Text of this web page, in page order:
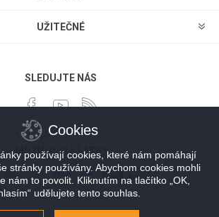
UŽITEČNÉ
SLEDUJTE NÁS
MOŽNOSTI PLATBY
Cookies
používají cookies, které nám pomáhají
stránky používány. Abychom cookies mohli
nám to povolit. Kliknutím na tlačítko „OK,
udělujete tento souhlas.